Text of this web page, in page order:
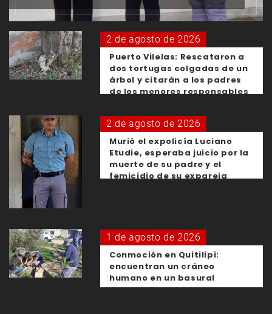
2 de agosto de 2026
Puerto Vilelas: Rescataron a
dos tortugas colgadas de un
árbol y citarán a los padres
de los menores responsables
2 de agosto de 2026
Murió el expolicía Luciano
Etudie, esperaba juicio por la
muerte de su padre y el
femicidio de su expareja
1 de agosto de 2026
Conmoción en Quitilipi:
encuentran un cráneo
humano en un basural